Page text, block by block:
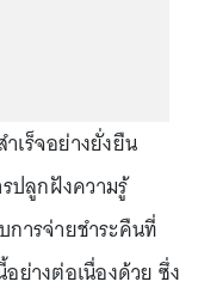
เร็จอย่างยั่งยืน
ปลูกฝังความรู้
การจ่ายชำระคืนที่
ย่างต่อเนื่องด้วย ซึ่ง